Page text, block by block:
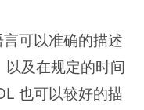
可以准确的描述
以及在规定的时间
也可以较好的描